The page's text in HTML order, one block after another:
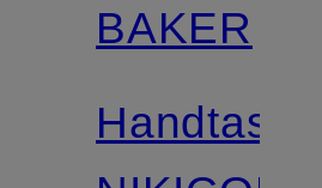
BAKER
Handtasche